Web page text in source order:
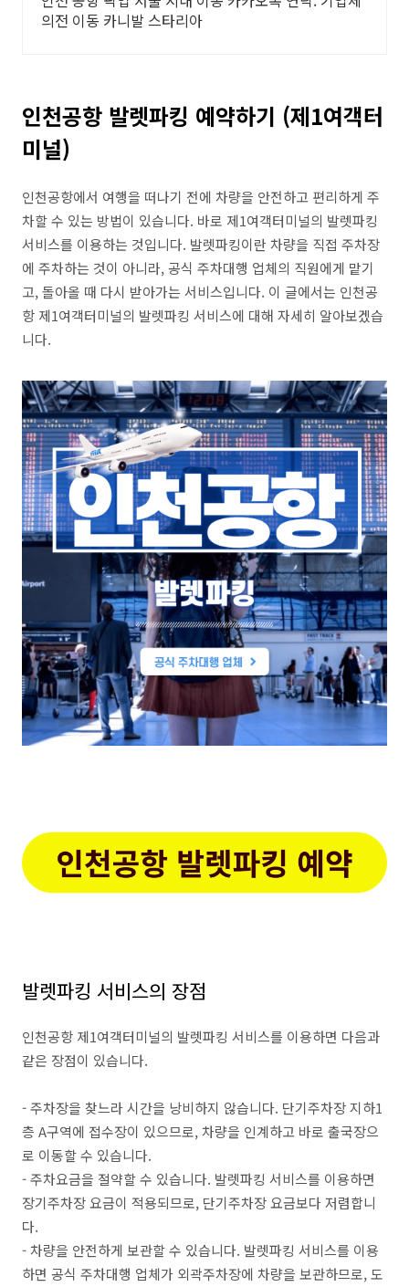
의전 이동 카니발 스타리아
인천공항 발렛파킹 예약하기 (제1여객터
미널)
인천공항에서 여행을 떠나기 전에 차량을 안전하고 편리하게 주
차할 수 있는 방법이 있습니다. 바로 제1여객터미널의 발렛파킹
서비스를 이용하는 것입니다. 발렛파킹이란 차량을 직접 주차장
에 주차하는 것이 아니라, 공식 주차대행 업체의 직원에게 맡기
고, 돌아올 때 다시 받아가는 서비스입니다. 이 글에서는 인천공
항 제1여객터미널의 발렛파킹 서비스에 대해 자세히 알아보겠습
니다.
발렛파킹 서비스의 장점
인천공항 제1여객터미널의 발렛파킹 서비스를 이용하면 다음과
같은 장점이 있습니다.
- 주차장을 찾느라 시간을 낭비하지 않습니다. 단기주차장 지하1
층 A구역에 접수장이 있으므로, 차량을 인계하고 바로 출국장으
로 이동할 수 있습니다.
- 주차요금을 절약할 수 있습니다. 발렛파킹 서비스를 이용하면
장기주차장 요금이 적용되므로, 단기주차장 요금보다 저렴합니
다.
- 차량을 안전하게 보관할 수 있습니다. 발렛파킹 서비스를 이용
하면 공식 주차대행 업체가 외곽주차장에 차량을 보관하므로, 도